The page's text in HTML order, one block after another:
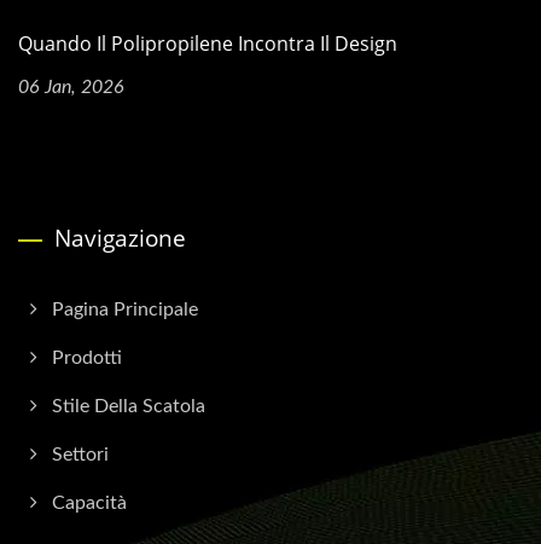
Quando Il Polipropilene Incontra Il Design
06 Jan, 2026
Navigazione
Pagina Principale
Prodotti
Stile Della Scatola
Settori
Capacità